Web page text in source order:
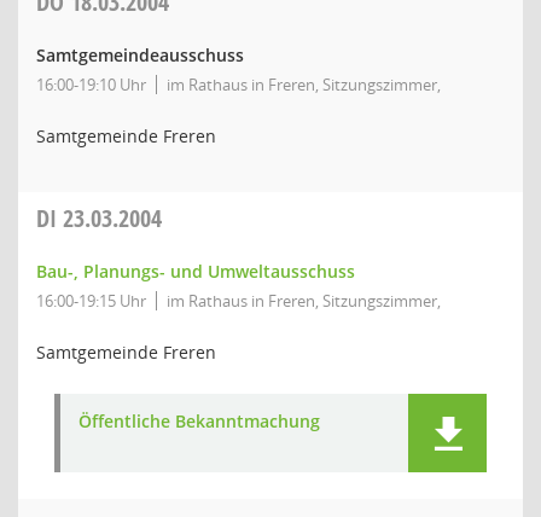
Samtgemeindeausschuss
16:00-19:10 Uhr im Rathaus in Freren, Sitzungszimmer,
Samtgemeinde Freren
DI 23.03.2004
Bau-, Planungs- und Umweltausschuss
16:00-19:15 Uhr im Rathaus in Freren, Sitzungszimmer,
Samtgemeinde Freren
Öffentliche Bekanntmachung